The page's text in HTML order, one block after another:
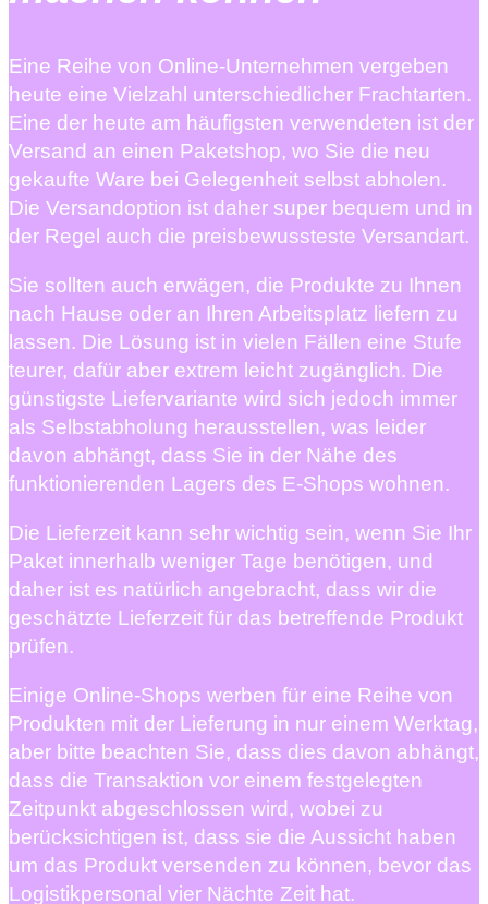
Eine Reihe von Online-Unternehmen vergeben
heute eine Vielzahl unterschiedlicher Frachtarten.
Eine der heute am häufigsten verwendeten ist der
Versand an einen Paketshop, wo Sie die neu
gekaufte Ware bei Gelegenheit selbst abholen.
Die Versandoption ist daher super bequem und in
der Regel auch die preisbewussteste Versandart.
Sie sollten auch erwägen, die Produkte zu Ihnen
nach Hause oder an Ihren Arbeitsplatz liefern zu
lassen. Die Lösung ist in vielen Fällen eine Stufe
teurer, dafür aber extrem leicht zugänglich. Die
günstigste Liefervariante wird sich jedoch immer
als Selbstabholung herausstellen, was leider
davon abhängt, dass Sie in der Nähe des
funktionierenden Lagers des E-Shops wohnen.
Die Lieferzeit kann sehr wichtig sein, wenn Sie Ihr
Paket innerhalb weniger Tage benötigen, und
daher ist es natürlich angebracht, dass wir die
geschätzte Lieferzeit für das betreffende Produkt
prüfen.
Einige Online-Shops werben für eine Reihe von
Produkten mit der Lieferung in nur einem Werktag,
aber bitte beachten Sie, dass dies davon abhängt,
dass die Transaktion vor einem festgelegten
Zeitpunkt abgeschlossen wird, wobei zu
berücksichtigen ist, dass sie die Aussicht haben
um das Produkt versenden zu können, bevor das
Logistikpersonal vier Nächte Zeit hat.